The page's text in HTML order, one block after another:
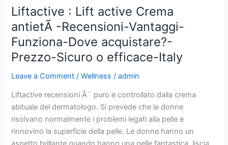
active
CremÄƒ
anti-
Ã®mbÄƒtrÃ¢nire-
Recenzii-
FuncÈ›ioneazÄƒ-
De
unde
sÄƒ
cumpÄƒr?
Liftactive : Lift active Crema
antietÃ -Recensioni-Vantaggi-
Funziona-Dove acquistare?-
Prezzo-Sicuro o efficace-Italy
Leave a Comment /Wellness /admin
Liftactive recensioni Ã¨ puro e controllato dalla crema
abituale del dermatologo. Si prevede che le donne
risolvano normalmente i problemi legati alla pelle e
rinnovino la superficie della pelle. Le donne hanno un